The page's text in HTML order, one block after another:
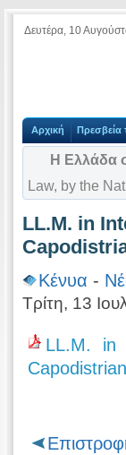
Δευτέρα, 10
Αρχική Πρεσβεία
Η Ελλάδα
Law, by the
LL.M. in
Κένυα -
Τρίτη, 13
LL.M. in